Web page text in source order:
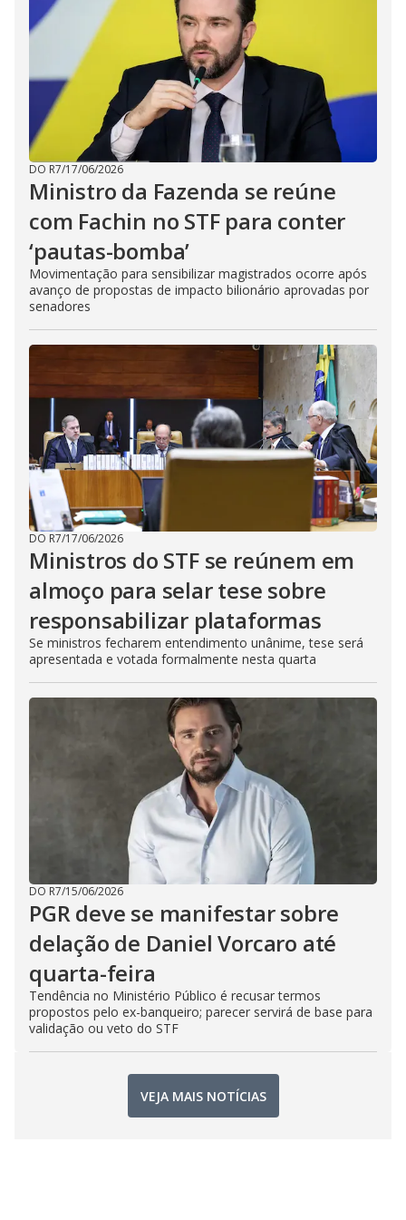
DO R7/17/06/2026
Ministro da Fazenda se reúne
com Fachin no STF para conter
‘pautas-bomba’
Movimentação para sensibilizar magistrados ocorre após
avanço de propostas de impacto bilionário aprovadas por
senadores
DO R7/17/06/2026
Ministros do STF se reúnem em
almoço para selar tese sobre
responsabilizar plataformas
Se ministros fecharem entendimento unânime, tese será
apresentada e votada formalmente nesta quarta
DO R7/15/06/2026
PGR deve se manifestar sobre
delação de Daniel Vorcaro até
quarta-feira
Tendência no Ministério Público é recusar termos
propostos pelo ex-banqueiro; parecer servirá de base para
validação ou veto do STF
VEJA MAIS NOTÍCIAS